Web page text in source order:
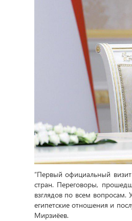
“Первый официальный
стран. Переговоры,
взглядов по всем вопросам.
египетские отношения и
Мирзиёев.